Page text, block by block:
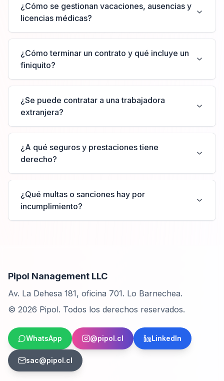
¿Cómo se gestionan vacaciones, ausencias y
licencias médicas?
¿Cómo terminar un contrato y qué incluye un
finiquito?
¿Se puede contratar a una trabajadora
extranjera?
¿A qué seguros y prestaciones tiene
derecho?
¿Qué multas o sanciones hay por
incumplimiento?
Pipol Nanagement LLC
Av. La Dehesa 181, oficina 701. Lo Barnechea.
© 2026 Pipol. Todos los derechos reservados.
WhatsApp @pipol.cl LinkedIn
sac@pipol.cl